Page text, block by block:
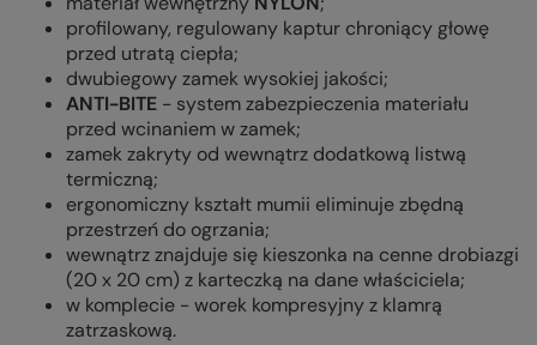
profilowany, regulowany kaptur chroniący głowę
przed utratą ciepła;
dwubiegowy zamek wysokiej jakości;
ANTI-BITE - system zabezpieczenia materiału
przed wcinaniem w zamek;
zamek zakryty od wewnątrz dodatkową listwą
termiczną;
ergonomiczny kształt mumii eliminuje zbędną
przestrzeń do ogrzania;
wewnątrz znajduje się kieszonka na cenne drobiazgi
(20 x 20 cm) z karteczką na dane właściciela;
w komplecie - worek kompresyjny z klamrą
zatrzaskową.